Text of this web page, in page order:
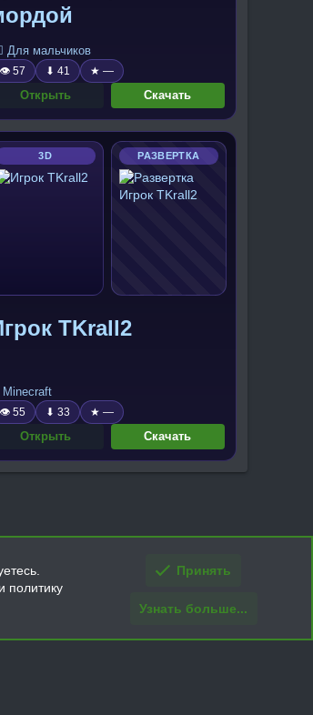
Для мальчиков
👁 57 ⬇ 41 ★ —
Открыть Скачать
3D РАЗВЕРТКА
TKrall2
👁 55 ⬇ 33 ★ —
Открыть Скачать
Главная
R
S
политику
Принять
Узнать больше...